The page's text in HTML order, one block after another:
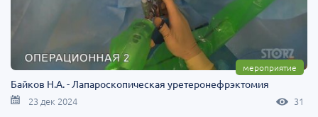
мероприятие
Байков Н.А. - Лапароскопическая уретеронефрэктомия
23 дек 2024 31